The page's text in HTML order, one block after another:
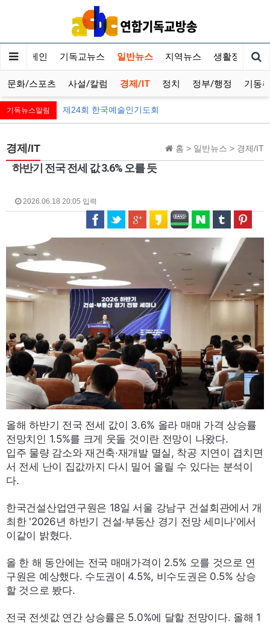
메인 기독교뉴스 일반뉴스 지역뉴스 생활정보
문화/스포츠 사설/칼럼 경제/IT 정치 정부/행정 기동
기독뉴스알림 제24회 한국예술인기도회
홈 > 일반뉴스 > 경제/IT
경제/IT
하반기 전국 전세 값 3.6% 오를 듯
2026.06.18 20:05 입력
올해 하반기 전국 전세 값이 3.6% 올라 매매 가격 상승률
전망치인 1.5%를 크게 웃돌 것이란 전망이 나왔다.
입주 물량 감소와 재건축·재개발 멸실, 착공 지연이 겹치면
서 전세 난이 집값까지 다시 밀어 올릴 수 있다는 분석이
다.
한국건설산업연구원은 18일 서울 강남구 건설회관에서 개
최한 '2026년 하반기 건설·부동산 경기 전망 세미나'에서
이같이 밝혔다.
올 한 해 동안에는 전국 매매가격이 2.5% 오를 것으로 연
구원은 예상했다. 수도권이 4.5%, 비수도권은 0.5% 상승
할 것으로 봤다.
전국 전셋값 연간 상승률은 5.0%에 달할 전망이다. 올해 1